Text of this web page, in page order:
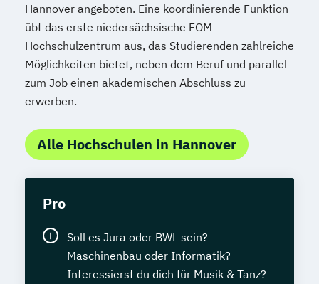
Hannover angeboten. Eine koordinierende Funktion
übt das erste niedersächsische FOM-
Hochschulzentrum aus, das Studierenden zahlreiche
Möglichkeiten bietet, neben dem Beruf und parallel
zum Job einen akademischen Abschluss zu
erwerben.
Alle Hochschulen in Hannover
Pro
Soll es Jura oder BWL sein?
Maschinenbau oder Informatik?
Interessierst du dich für Musik & Tanz?